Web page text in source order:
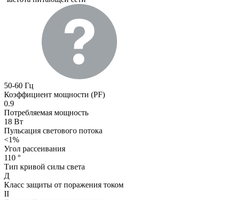
50-60 Гц
Коэффициент мощности (PF)
0.9
Потребляемая мощность
18 Вт
Пульсация светового потока
<1%
Угол рассеивания
110 °
Тип кривой силы света
Д
Класс защиты от поражения током
II